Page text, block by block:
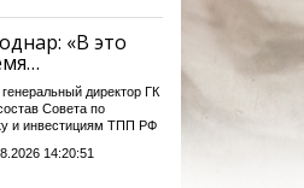
«В это
директор ГК
Совета по
и инвестициям ТПП РФ
14:20:51